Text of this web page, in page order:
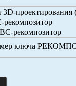
проектирования
рекомпозитор
ключа